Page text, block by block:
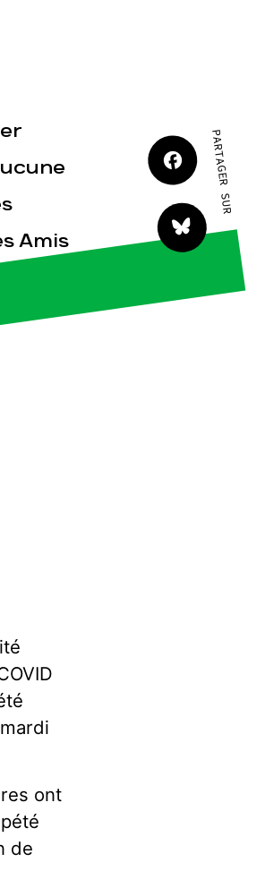
Amis
PARTAGER SUR
ont
de